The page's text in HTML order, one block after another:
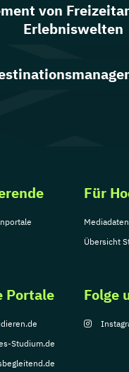
von
Erlebniswelten
Für
Mediadaten
Übersicht
Portale
Studium.de
Folge